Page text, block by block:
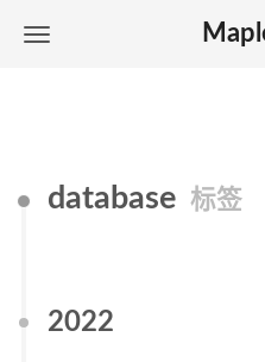
database 标签
2022